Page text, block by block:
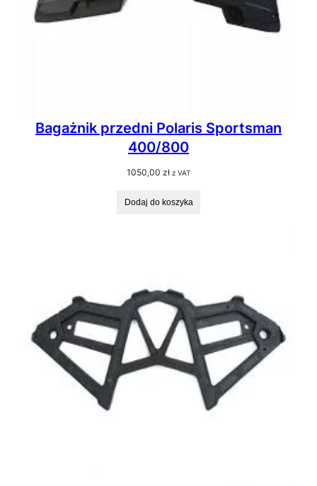
Bagażnik przedni Polaris Sportsman
400/800
1050,00 zł z VAT
Dodaj do koszyka